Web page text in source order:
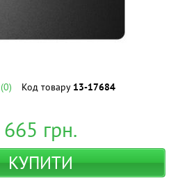
(0) Код товару 13-17684
665 грн.
КУПИТИ